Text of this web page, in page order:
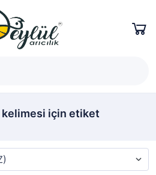
kelimesi için etiket